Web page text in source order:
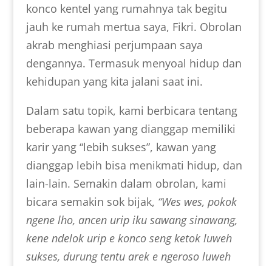
konco kentel yang rumahnya tak begitu
jauh ke rumah mertua saya, Fikri. Obrolan
akrab menghiasi perjumpaan saya
dengannya. Termasuk menyoal hidup dan
kehidupan yang kita jalani saat ini.
Dalam satu topik, kami berbicara tentang
beberapa kawan yang dianggap memiliki
karir yang “lebih sukses”, kawan yang
dianggap lebih bisa menikmati hidup, dan
lain-lain. Semakin dalam obrolan, kami
bicara semakin sok bijak, “Wes wes, pokok
ngene lho, ancen urip iku sawang sinawang,
kene ndelok urip e konco seng ketok luweh
sukses, durung tentu arek e ngeroso luweh